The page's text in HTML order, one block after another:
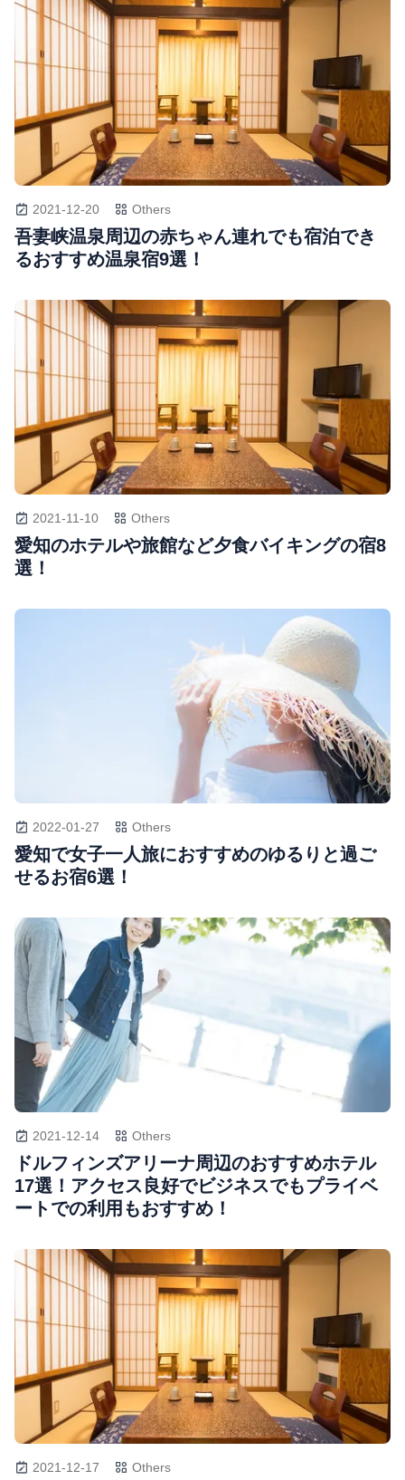
2021-12-20 Others
吾妻峡温泉周辺の赤ちゃん連れでも宿泊でき
るおすすめ温泉宿9選！
2021-11-10 Others
愛知のホテルや旅館など夕食バイキングの宿8
選！
2022-01-27 Others
愛知で女子一人旅におすすめのゆるりと過ご
せるお宿6選！
2021-12-14 Others
ドルフィンズアリーナ周辺のおすすめホテル
17選！アクセス良好でビジネスでもプライベ
ートでの利用もおすすめ！
2021-12-17 Others